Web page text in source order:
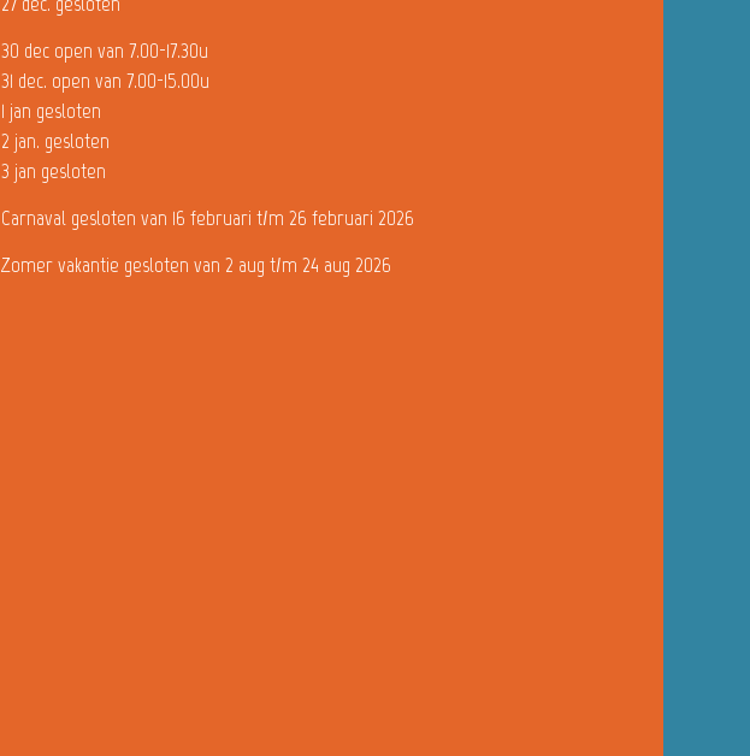
30 dec open van 7.00-17.30u
31 dec. open van 7.00-15.00u
1 jan gesloten
2 jan. gesloten
3 jan gesloten
Carnaval gesloten van 16 februari t/m 26 februari 2026
Zomer vakantie gesloten van 2 aug t/m 24 aug 2026